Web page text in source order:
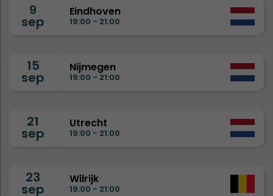
9
sep
Eindhoven
19:00 - 21:00
15
sep
Nijmegen
19:00 - 21:00
21
sep
Utrecht
19:00 - 21:00
23
sep
Wilrijk
19:00 - 21:00